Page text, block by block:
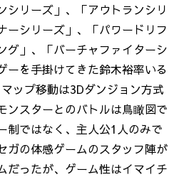
シリーズ」、「アウトランシリ
ーシリーズ」、「パワードリフ
グ」、「バーチャファイターシ
ーを手掛けてきた鈴木裕率いる
ップ移動は3Dダンジョン方式
ンスターとのバトルは鳥瞰図で
制ではなく、主人公1人のみで
ガの体感ゲームのスタッフ陣が
だったが、ゲーム性はイマイチ